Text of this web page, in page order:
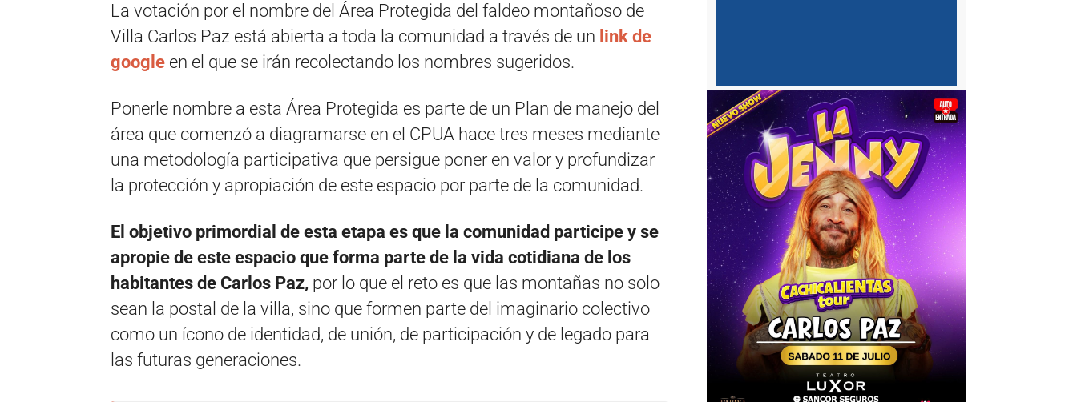
La votación por el nombre del Área Protegida del faldeo montañoso de
Villa Carlos Paz está abierta a toda la comunidad a través de un link de
google en el que se irán recolectando los nombres sugeridos.
Ponerle nombre a esta Área Protegida es parte de un Plan de manejo del
área que comenzó a diagramarse en el CPUA hace tres meses mediante
una metodología participativa que persigue poner en valor y profundizar
la protección y apropiación de este espacio por parte de la comunidad.
El objetivo primordial de esta etapa es que la comunidad participe y se
apropie de este espacio que forma parte de la vida cotidiana de los
habitantes de Carlos Paz, por lo que el reto es que las montañas no solo
sean la postal de la villa, sino que formen parte del imaginario colectivo
como un ícono de identidad, de unión, de participación y de legado para
las futuras generaciones.